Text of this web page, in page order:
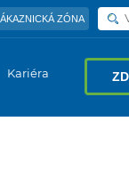
ZÓNA
Kariéra